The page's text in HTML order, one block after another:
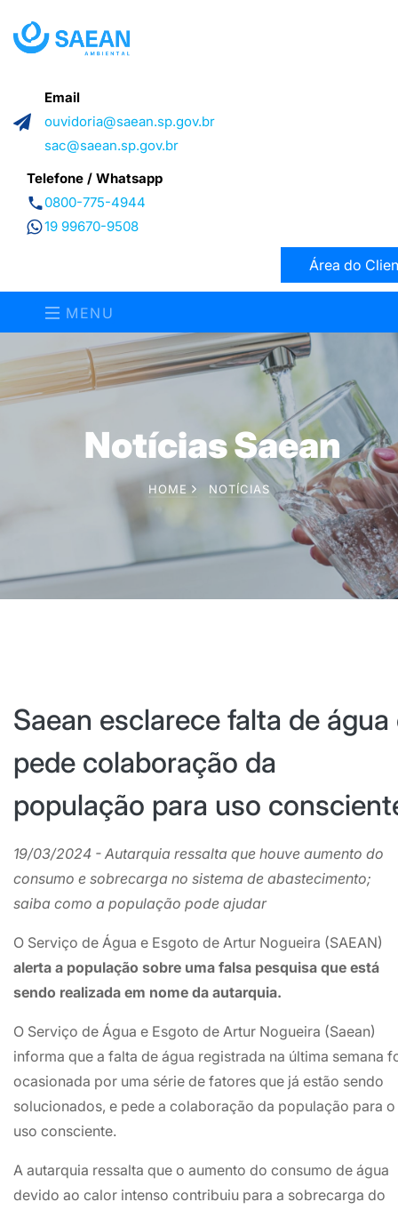
Email
ouvidoria@saean.sp.gov.br
sac@saean.sp.gov.br
Telefone / Whatsapp
0800-775-4944
19 99670-9508
Área do
MENU
Notícias Saean
HOME NOTÍCIAS
Saean esclarece falta de água
pede colaboração da
população para uso
19/03/2024 - Autarquia ressalta que houve aumento do
consumo e sobrecarga no sistema de abastecimento;
saiba como a população pode ajudar
O Serviço de Água e Esgoto de Artur Nogueira (SAEAN)
alerta a população sobre uma falsa pesquisa que está
sendo realizada em nome da autarquia.
O Serviço de Água e Esgoto de Artur Nogueira (Saean)
informa que a falta de água registrada na última semana
ocasionada por uma série de fatores que já estão sendo
solucionados, e pede a colaboração da população para o
uso consciente.
A autarquia ressalta que o aumento do consumo de água
devido ao calor intenso contribuiu para a sobrecarga do